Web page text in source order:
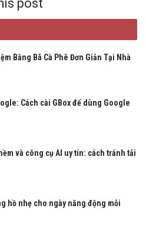
post
Bằng Bã Cà Phê Đơn Giản Tại Nhà
Cách cài GBox để dùng Google
và công cụ AI uy tín: cách tránh tải
hồ nhẹ cho ngày năng động mỗi